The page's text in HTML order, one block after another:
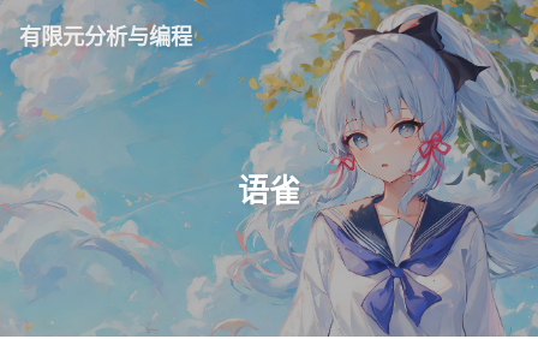
有限元分析与编程
语雀